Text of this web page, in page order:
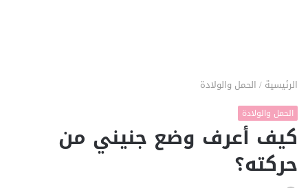
الرئيسية / الحمل والولادة
الحمل والولادة
كيف أعرف وضع جنيني من
حركته؟